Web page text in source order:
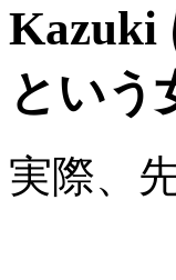
Kazuki
という
実際、